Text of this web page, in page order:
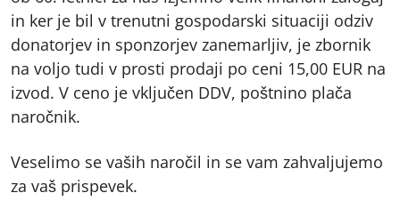
in ker je bil v trenutni gospodarski situaciji odziv
donatorjev in sponzorjev zanemarljiv, je zbornik
na voljo tudi v prosti prodaji po ceni 15,00 EUR na
izvod. V ceno je vključen DDV, poštnino plača
naročnik.
Veselimo se vaših naročil in se vam zahvaljujemo
za vaš prispevek.